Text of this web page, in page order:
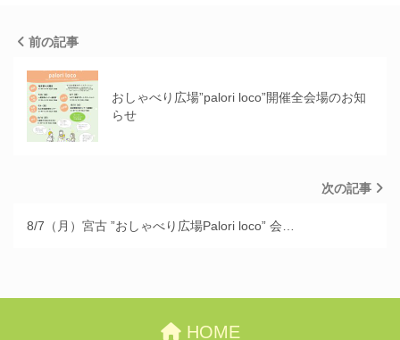
前の記事
おしゃべり広場”palori loco”開催全会場のお知
らせ
次の記事
8/7（月）宮古 ”おしゃべり広場Palori loco” 会…
HOME